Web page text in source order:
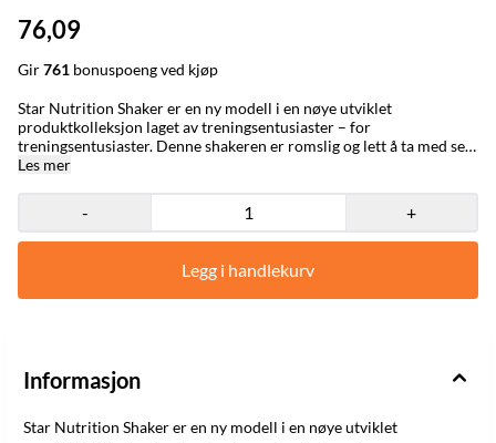
76,09
Gir761 bonuspoeng ved kjøp
Star Nutrition Shaker er en ny modell i en nøye utviklet
produktkolleksjon laget av treningsentusiaster – for
treningsentusiaster. Denne shakeren er romslig og lett å ta med seg
uansett hvor du går. Rommer 800 ml, men opptil den øvre
Shaker tilbyr alt du trenger i en shaker-flaske. Den har den perfekte
kapasiteten for å være lett å bære med seg samtidig som den
av slitesterk plast som tåler daglig bruk. Den er også lett å rengjøre,
enten for hånd eller i oppvaskmaskinen. Nyte klumpfrie shakes
nettet en god jobb. Stille blanding For å unngå skrapelyder når du
rister shakeren, kan mikse-nettet enkelt festes i lokket. Når lokket
på treningssenteret. Det er også enkelt å fjerne mikse-nettet når det
Les mer
- +
Legg i handlekurv
Informasjon
Star Nutrition Shaker er en ny modell i en nøye utviklet